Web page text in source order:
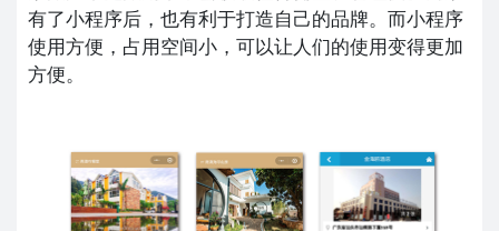
有了小程序后，也有利于打造自己的品牌。而小程序
使用方便，占用空间小，可以让人们的使用变得更加
方便。